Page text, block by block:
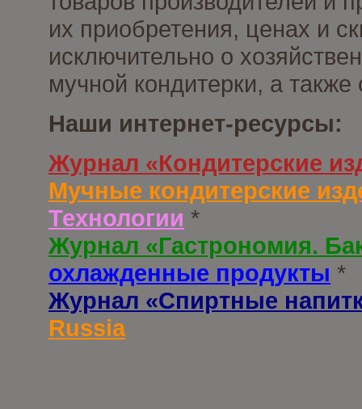
их приобретения, ценах и
исключительно о
мучной кондитерки, а
Наши интернет-ресурсы:
Журнал «Кондитерские
Мучные кондитерские
Технологии *
Журнал «Гастрономия.
охлажденные продукты *
Журнал «Спиртные
Russia